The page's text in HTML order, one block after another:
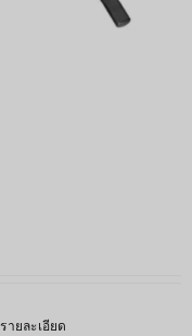
รายละเอียด